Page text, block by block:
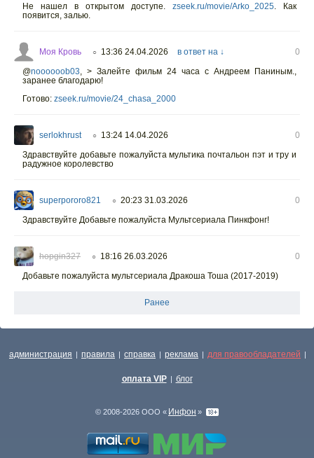
Не нашел в открытом доступе. zseek.ru/movie/Arko_2025 . Как
появится, залью.
Моя Кровь ○ 13:36 24.04.2026 в ответ на ↓
0
@noooooob03
> Залейте фильм 24 часа с Андреем Паниным.,
заранее благодарю!
Готово: zseek.ru/movie/24_chasa_2000
serlokhrust ○ 13:24 14.04.2026
0
Здравствуйте добавьте пожалуйста мультика почтальон пэт и тру и
радужное королевство
superpororo821 ○ 20:23 31.03.2026
0
Здравствуйте Добавьте пожалуйста Мультсериала Пинкфонг!
hopgin327 ○ 18:16 26.03.2026
0
Добавьте пожалуйста мультсериала Дракоша Тоша (2017-2019)
Ранее
администрация | правила | справка | реклама | для правообладателей |
оплата VIP | блог
© 2008-2026 ООО « Инфон »